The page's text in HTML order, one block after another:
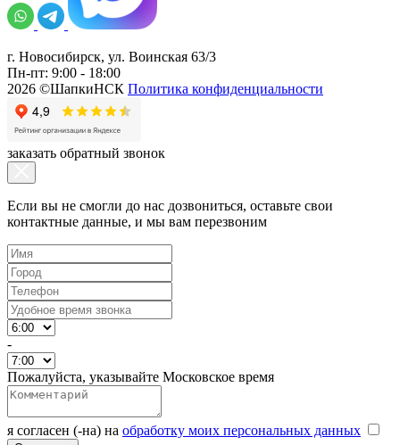
г. Новосибирск, ул. Воинская 63/3
Пн-пт: 9:00 - 18:00
2026 ©ШапкиНСК Политика конфиденциальности
заказать обратный звонок
Если вы не смогли до нас дозвониться, оставьте свои
контактные данные, и мы вам перезвоним
-
Пожалуйста, указывайте Московское время
я согласен (-на) на обработку моих персональных данных